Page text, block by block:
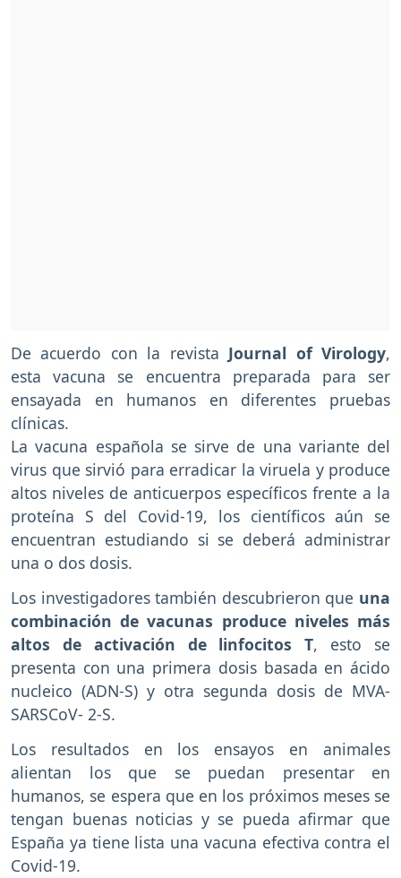
De acuerdo con la revista Journal of Virology,
esta vacuna se encuentra preparada para ser
ensayada en humanos en diferentes pruebas
clínicas.
La vacuna española se sirve de una variante del
virus que sirvió para erradicar la viruela y produce
altos niveles de anticuerpos específicos frente a la
proteína S del Covid-19, los científicos aún se
encuentran estudiando si se deberá administrar
una o dos dosis.
Los investigadores también descubrieron que una
combinación de vacunas produce niveles más
altos de activación de linfocitos T, esto se
presenta con una primera dosis basada en ácido
nucleico (ADN-S) y otra segunda dosis de MVA-
SARSCoV- 2-S.
Los resultados en los ensayos en animales
alientan los que se puedan presentar en
humanos, se espera que en los próximos meses se
tengan buenas noticias y se pueda afirmar que
España ya tiene lista una vacuna efectiva contra el
Covid-19.